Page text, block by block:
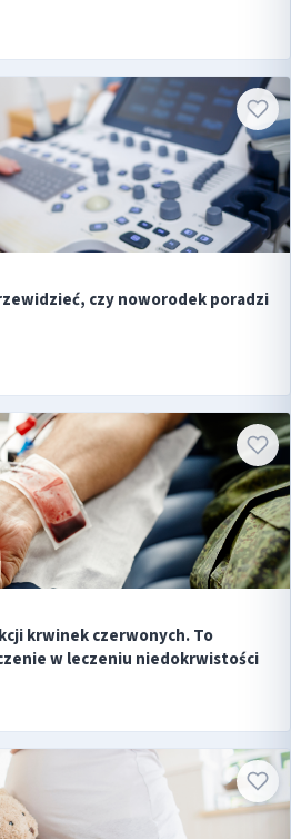
czy noworodek poradzi
krwinek czerwonych. To
w leczeniu niedokrwistości